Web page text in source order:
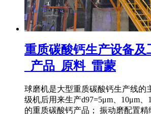
重质碳酸钙生产设备及
_产品_原料_雷蒙
球磨机是大型重质碳酸钙生产线的
级机后用来生产d97=5μm、10μm、
的重质碳酸钙产品； 振动磨配置